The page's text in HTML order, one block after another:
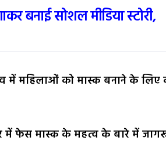
बनाई सोशल मीडिया स्टोरी,
में महिलाओं को मास्क बनाने के लिए
में फेस मास्क के महत्व के बारे में